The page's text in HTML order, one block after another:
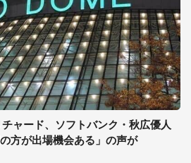
ャード、ソフトバンク・秋広優人
方が出場機会ある」の声が